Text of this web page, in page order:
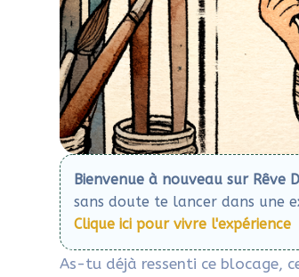
Bienvenue à nouveau sur Rêve
sans doute te lancer dans une
Clique ici pour vivre l'expérience
As-tu déjà ressenti ce blocage,